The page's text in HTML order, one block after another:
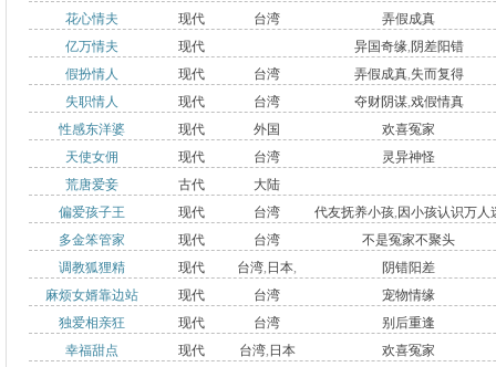
花心情夫
现代 台湾
弄假成真
亿万情夫
现代 异国奇缘, 阴差阳错
假扮情人
现代 台湾 弄假成真,失而复得
失职情人
现代 台湾 夺财阴谋,戏假情真
性感东洋婆
现代 外国
欢喜冤家
天使女佣
现代 台湾
灵异神怪
荒唐爱妾
古代
大陆
偏爱孩子王
现代 台湾 代友抚养小孩, 因小孩认识万人
医生
多金笨管家 现代 台湾
不是冤家不聚头
调教狐狸精
现代 台湾, 日本,
法国
阴错阳差
麻烦女婿靠边站
现代 台湾
宠物情缘
独爱相亲狂
现代 台湾
别后重逢
幸福甜点
现代 台湾, 日本 欢喜冤家